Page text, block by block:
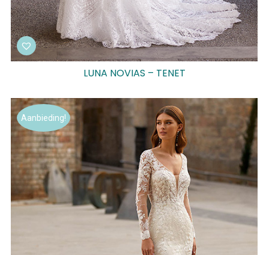
LUNA NOVIAS – TENET
Aanbieding!